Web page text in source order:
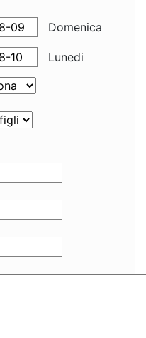
Domenica
Lunedi